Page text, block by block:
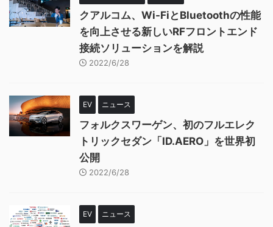
クアルコム、Wi-FiとBluetoothの性能
を向上させる新しいRFフロントエンド
接続ソリューションを解説
2022/6/28
EV ニュース
フォルクスワーゲン、初のフルエレク
トリックセダン「ID.AERO」を世界初
公開
2022/6/28
EV ニュース